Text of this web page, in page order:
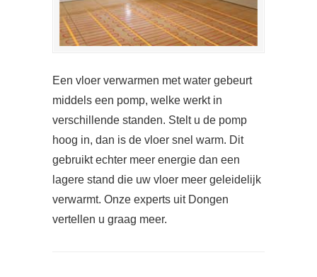
Een vloer verwarmen met water gebeurt
middels een pomp, welke werkt in
verschillende standen. Stelt u de pomp
hoog in, dan is de vloer snel warm. Dit
gebruikt echter meer energie dan een
lagere stand die uw vloer meer geleidelijk
verwarmt. Onze experts uit Dongen
vertellen u graag meer.